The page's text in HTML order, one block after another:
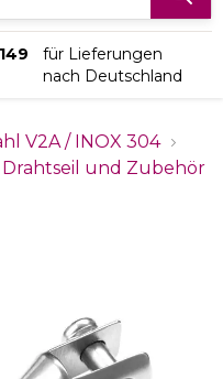
für Lieferungen
nach Deutschland
V2A / INOX 304
Drahtseil und Zubehör